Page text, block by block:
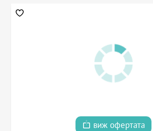
виж офертата